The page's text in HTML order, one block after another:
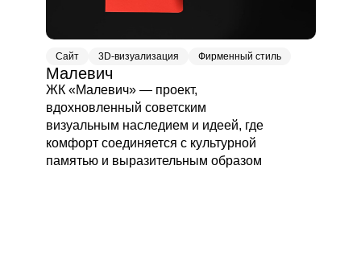
Сайт 3D-визуализация Фирменный стиль
Малевич
ЖК «Малевич» — проект,
вдохновленный советским
визуальным наследием и идеей, где
комфорт соединяется с культурной
памятью и выразительным образом